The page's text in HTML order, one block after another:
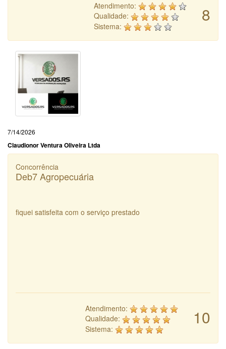
8
Atendimento:
Qualidade:
Sistema:
7/14/2026
Claudionor Ventura Oliveira Ltda
Concorrência
Deb7 Agropecuária
fiquei satisfeita com o serviço prestado
10
Atendimento:
Qualidade:
Sistema: